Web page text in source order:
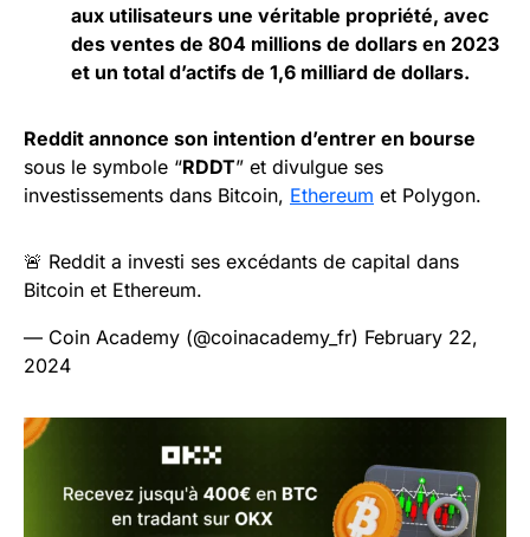
aux utilisateurs une véritable propriété, avec
des ventes de 804 millions de dollars en 2023
et un total d’actifs de 1,6 milliard de dollars.
Reddit annonce son intention d’entrer en bourse
sous le symbole “RDDT” et divulgue ses
investissements dans Bitcoin, Ethereum et Polygon.
🚨 Reddit a investi ses excédants de capital dans
Bitcoin et Ethereum.
— Coin Academy (@coinacademy_fr) February 22,
2024